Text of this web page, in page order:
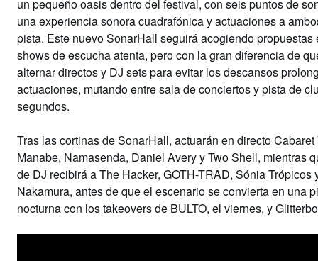
un pequeño oasis dentro del festival, con seis puntos de
una experiencia sonora cuadrafónica y actuaciones a
pista. Este nuevo SonarHall seguirá acogiendo propuestas
shows de escucha atenta, pero con la gran diferencia de
alternar directos y DJ sets para evitar los descansos
actuaciones, mutando entre sala de conciertos y pista de
segundos.
Tras las cortinas de SonarHall, actuarán en directo
Manabe, Namasenda, Daniel Avery y Two Shell, mientras
de DJ recibirá a The Hacker, GOTH-TRAD, Sónia Trópicos
Nakamura, antes de que el escenario se convierta en una
nocturna con los takeovers de BULTO, el viernes, y